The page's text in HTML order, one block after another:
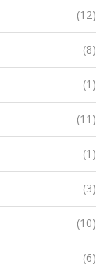
(12)
(8)
(1)
(11)
(1)
(3)
(10)
(6)